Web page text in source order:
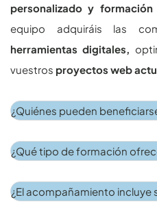
personalizado y formación
equipo adquiráis las
herramientas digitales,
vuestros proyectos web
¿Quiénes pueden
¿Qué tipo de formación
¿El acompañamiento